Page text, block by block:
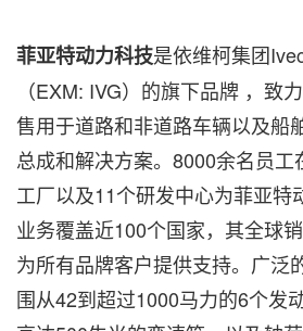
菲亚特动力科技是依维柯集团
（EXM: IVG）的旗下品牌 ，致
售用于道路和非道路车辆以及船
总成和解决方案。8000余名员工
工厂以及11个研发中心为菲亚特
业务覆盖近100个国家，其全球
为所有品牌客户提供支持。广泛
围从42到超过1000马力的6个发